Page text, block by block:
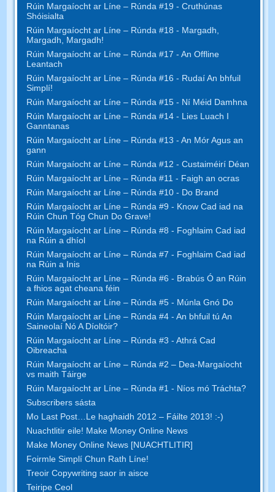
Rúin Margaíocht ar Líne – Rúnda #19 - Cruthúnas
Shóisialta
Rúin Margaíocht ar Líne – Rúnda #18 - Margadh,
Margadh, Margadh!
Rúin Margaíocht ar Líne – Rúnda #17 - An Offline
Leantach
Rúin Margaíocht ar Líne – Rúnda #16 - Rudaí An bhfuil
Simplí!
Rúin Margaíocht ar Líne – Rúnda #15 - Ní Méid Damhna
Rúin Margaíocht ar Líne – Rúnda #14 - Lies Luach I
Ganntanas
Rúin Margaíocht ar Líne – Rúnda #13 - An Mór Agus an
gann
Rúin Margaíocht ar Líne – Rúnda #12 - Custaiméirí Déan
Rúin Margaíocht ar Líne – Rúnda #11 - Faigh an ocras
Rúin Margaíocht ar Líne – Rúnda #10 - Do Brand
Rúin Margaíocht ar Líne – Rúnda #9 - Know Cad iad na
Rúin Chun Tóg Chun Do Grave!
Rúin Margaíocht ar Líne – Rúnda #8 - Foghlaim Cad iad
na Rúin a dhíol
Rúin Margaíocht ar Líne – Rúnda #7 - Foghlaim Cad iad
na Rúin a Inis
Rúin Margaíocht ar Líne – Rúnda #6 - Brabús Ó an Rúin
a fhios agat cheana féin
Rúin Margaíocht ar Líne – Rúnda #5 - Múnla Gnó Do
Rúin Margaíocht ar Líne – Rúnda #4 - An bhfuil tú An
Saineolaí Nó A Díoltóir?
Rúin Margaíocht ar Líne – Rúnda #3 - Athrá Cad
Oibreacha
Rúin Margaíocht ar Líne – Rúnda #2 – Dea-Margaíocht
vs maith Táirge
Rúin Margaíocht ar Líne – Rúnda #1 - Níos mó Tráchta?
Subscribers sásta
Mo Last Post…Le haghaidh 2012 – Fáilte 2013! :-)
Nuachtlitir eile! Make Money Online News
Make Money Online News [NUACHTLITIR]
Foirmle Simplí Chun Rath Líne!
Treoir Copywriting saor in aisce
Teiripe Ceol